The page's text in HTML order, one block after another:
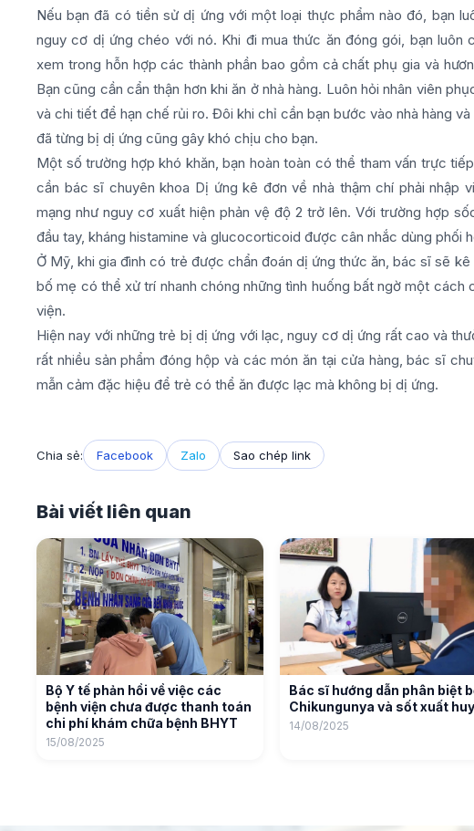
Nếu bạn đã có tiền sử dị ứng với một loại thực phẩm nào đó, bạn
nguy cơ dị ứng chéo với nó. Khi đi mua thức ăn đóng gói, bạn luôn
xem trong hỗn hợp các thành phần bao gồm cả chất phụ gia và
Bạn cũng cần cẩn thận hơn khi ăn ở nhà hàng. Luôn hỏi nhân viên
và chi tiết để hạn chế rủi ro. Đôi khi chỉ cần bạn bước vào nhà hàng
đã từng bị dị ứng cũng gây khó chịu cho bạn.
Một số trường hợp khó khăn, bạn hoàn toàn có thể tham vấn trực
cần bác sĩ chuyên khoa Dị ứng kê đơn về nhà thậm chí phải nhập
mạng như nguy cơ xuất hiện phản vệ độ 2 trở lên. Với trường hợp
đầu tay, kháng histamine và glucocorticoid được cân nhắc dùng phối
Ở Mỹ, khi gia đình có trẻ được chẩn đoán dị ứng thức ăn, bác sĩ sẽ
bố mẹ có thể xử trí nhanh chóng những tình huống bất ngờ một
viện.
Hiện nay với những trẻ bị dị ứng với lạc, nguy cơ dị ứng rất cao và
rất nhiều sản phẩm đóng hộp và các món ăn tại cửa hàng, bác sĩ
mẫn cảm đặc hiệu để trẻ có thể ăn được lạc mà không bị dị ứng.
Chia sẻ: Facebook Zalo Sao chép link
Bài viết liên quan
Bộ Y tế phản hồi về việc các
bệnh viện chưa được thanh toán
chi phí khám chữa bệnh BHYT
15/08/2025
Bác sĩ hướng dẫn phân biệt
Chikungunya và sốt xuất
14/08/2025